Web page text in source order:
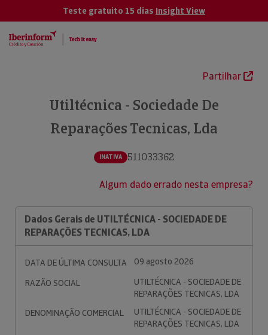
Teste gratuito 15 dias Insight View
Partilhar
Utiltécnica - Sociedade De
Reparações Tecnicas, Lda
INATIVA 511033362
Algum dado errado nesta empresa?
Dados Gerais de UTILTÉCNICA - SOCIEDADE DE
REPARAÇÕES TECNICAS, LDA
DATA DE ÚLTIMA CONSULTA
09 agosto 2026
RAZÃO SOCIAL
UTILTÉCNICA - SOCIEDADE DE
REPARAÇÕES TECNICAS, LDA
DENOMINAÇÃO COMERCIAL
UTILTÉCNICA - SOCIEDADE DE
REPARAÇÕES TECNICAS, LDA